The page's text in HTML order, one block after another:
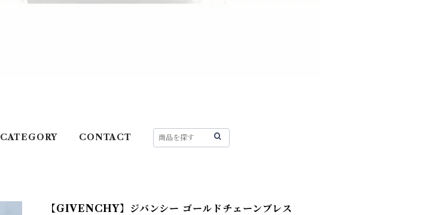
CATEGORY CONTACT
【GIVENCHY】ジバンシー ゴールドチェーンブレス